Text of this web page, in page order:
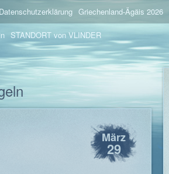
Datenschutzerklärung Griechenland-Ägäis 2026
STANDORT von VLINDER
März
29